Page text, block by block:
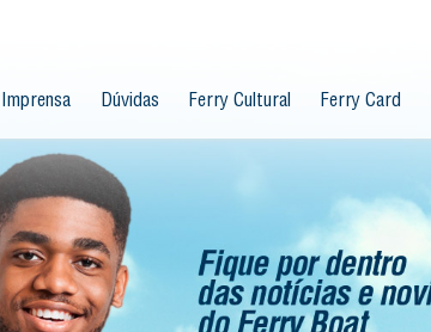
Imprensa Dúvidas Ferry Cultural Ferry Card